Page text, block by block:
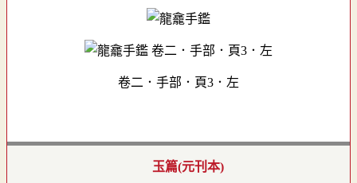
卷二．手部．頁3．左
玉篇(元刊本)